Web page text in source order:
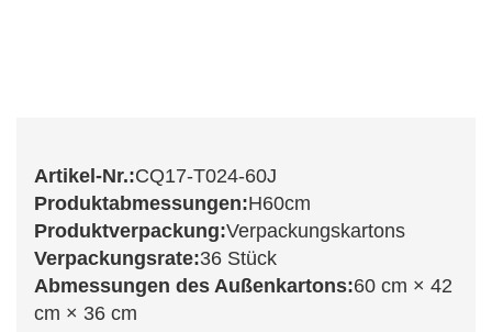
Artikel-Nr.:CQ17-T024-60J
Produktabmessungen:H60cm
Produktverpackung:Verpackungskartons
Verpackungsrate:36 Stück
Abmessungen des Außenkartons:60 cm × 42
cm × 36 cm